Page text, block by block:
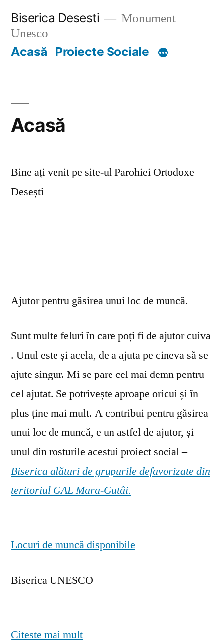
content
Biserica Desesti
Monument
Unesco
Acasă Proiecte Sociale
Acasă
Bine ați venit pe site-ul Parohiei Ortodoxe
Desești
Ajutor pentru găsirea unui loc de muncă.
Sunt multe feluri în care poți fi de ajutor cuiva
. Unul este și acela, de a ajuta pe cineva să se
ajute singur. Mi se pare cel mai demn pentru
cel ajutat. Se potrivește aproape oricui și în
plus ține mai mult. A contribui pentru găsirea
unui loc de muncă, e un astfel de ajutor, și
unul din rosturile acestui proiect social –
Biserica alături de grupurile defavorizate din
teritoriul GAL Mara-Gutâi.
Locuri de muncă disponibile
Biserica UNESCO
Citeste mai mult